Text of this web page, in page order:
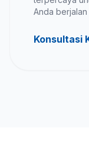
Anda berjalan
Konsultasi